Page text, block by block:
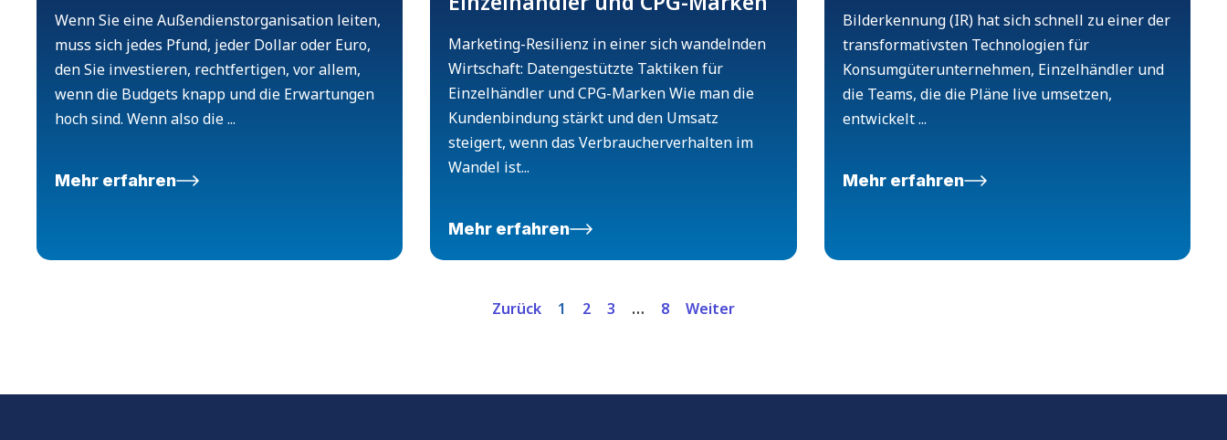
Wenn Sie eine Außendienstorganisation leiten,
muss sich jedes Pfund, jeder Dollar oder Euro,
den Sie investieren, rechtfertigen, vor allem,
wenn die Budgets knapp und die Erwartungen
hoch sind. Wenn also die ...
Mehr erfahren
Marketing-Resilienz in einer sich wandelnden
Wirtschaft: Datengestützte Taktiken für
Einzelhändler und CPG-Marken Wie man die
Kundenbindung stärkt und den Umsatz
steigert, wenn das Verbraucherverhalten im
Wandel ist...
Mehr erfahren
Bilderkennung (IR) hat sich schnell zu einer der
transformativsten Technologien für
Konsumgüterunternehmen, Einzelhändler und
die Teams, die die Pläne live umsetzen,
entwickelt ...
Mehr erfahren
Zurück 1 2 3 … 8 Weiter